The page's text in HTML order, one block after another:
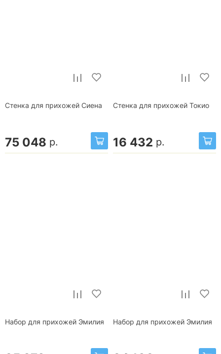
Стенка для прихожей Сиена
75 048 р.
Стенка для прихожей Токио
16 432 р.
Набор для прихожей Эмилия Набор для прихожей Эмилия